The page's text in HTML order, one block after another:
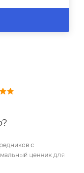
с
ценник для